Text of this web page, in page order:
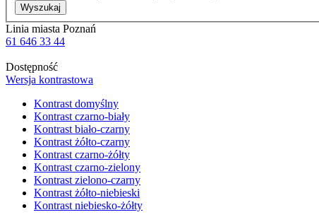
Wyszukaj
Linia miasta Poznań
61 646 33 44
Dostępność
Wersja kontrastowa
Kontrast domyślny
Kontrast czarno-biały
Kontrast biało-czarny
Kontrast żółto-czarny
Kontrast czarno-żółty
Kontrast czarno-zielony
Kontrast zielono-czarny
Kontrast żółto-niebieski
Kontrast niebiesko-żółty